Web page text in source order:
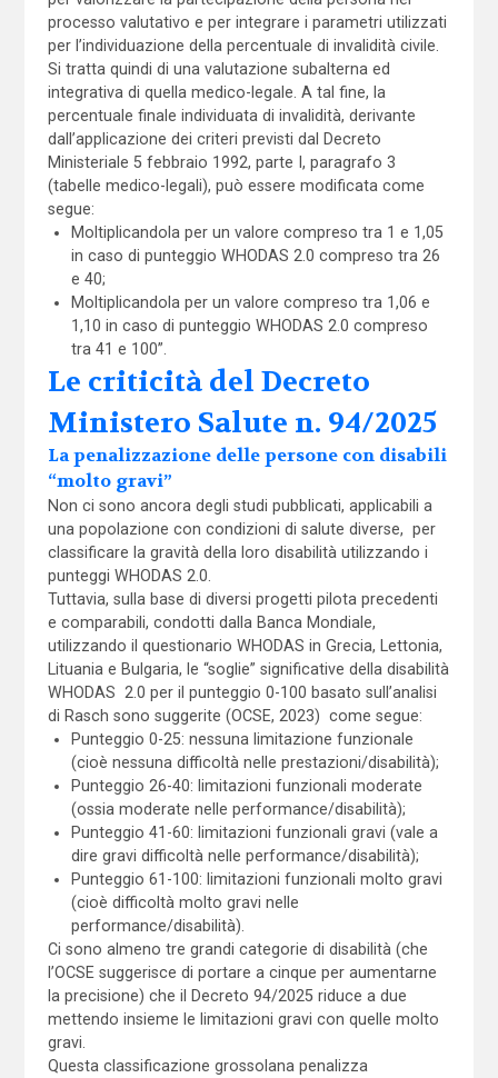
processo valutativo e per integrare i parametri utilizzati
per l’individuazione della percentuale di invalidità civile.
Si tratta quindi di una valutazione subalterna ed
integrativa di quella medico-legale. A tal fine, la
percentuale finale individuata di invalidità, derivante
dall’applicazione dei criteri previsti dal Decreto
Ministeriale 5 febbraio 1992, parte I, paragrafo 3
(tabelle medico-legali), può essere modificata come
segue:
Moltiplicandola per un valore compreso tra 1 e 1,05
in caso di punteggio WHODAS 2.0 compreso tra 26
e 40;
Moltiplicandola per un valore compreso tra 1,06 e
1,10 in caso di punteggio WHODAS 2.0 compreso
tra 41 e 100”.
Le criticità del Decreto
Ministero Salute n. 94/2025
La penalizzazione delle persone con disabili
“molto gravi”
Non ci sono ancora degli studi pubblicati, applicabili a
una popolazione con condizioni di salute diverse, per
classificare la gravità della loro disabilità utilizzando i
punteggi WHODAS 2.0.
Tuttavia, sulla base di diversi progetti pilota precedenti
e comparabili, condotti dalla Banca Mondiale,
utilizzando il questionario WHODAS in Grecia, Lettonia,
Lituania e Bulgaria, le “soglie” significative della disabilità
WHODAS 2.0 per il punteggio 0-100 basato sull’analisi
di Rasch sono suggerite (OCSE, 2023) come segue:
Punteggio 0-25: nessuna limitazione funzionale
(cioè nessuna difficoltà nelle prestazioni/disabilità);
Punteggio 26-40: limitazioni funzionali moderate
(ossia moderate nelle performance/disabilità);
Punteggio 41-60: limitazioni funzionali gravi (vale a
dire gravi difficoltà nelle performance/disabilità);
Punteggio 61-100: limitazioni funzionali molto gravi
(cioè difficoltà molto gravi nelle
performance/disabilità).
Ci sono almeno tre grandi categorie di disabilità (che
l’OCSE suggerisce di portare a cinque per aumentarne
la precisione) che il Decreto 94/2025 riduce a due
mettendo insieme le limitazioni gravi con quelle molto
gravi.
Questa classificazione grossolana penalizza